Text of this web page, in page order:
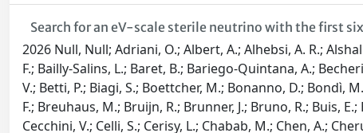
Search for an eV-scale sterile neutrino with the first
2026 Null, Null; Adriani, O.; Albert, A.; Alhebsi, A. R.;
F.; Bailly-Salins, L.; Baret, B.; Bariego-Quintana, A.;
V.; Betti, P.; Biagi, S.; Boettcher, M.; Bonanno, D.; Bondì,
F.; Breuhaus, M.; Bruijn, R.; Brunner, J.; Bruno, R.; Buis,
Cecchini, V.; Celli, S.; Cerisy, L.; Chabab, M.; Chen, A.;